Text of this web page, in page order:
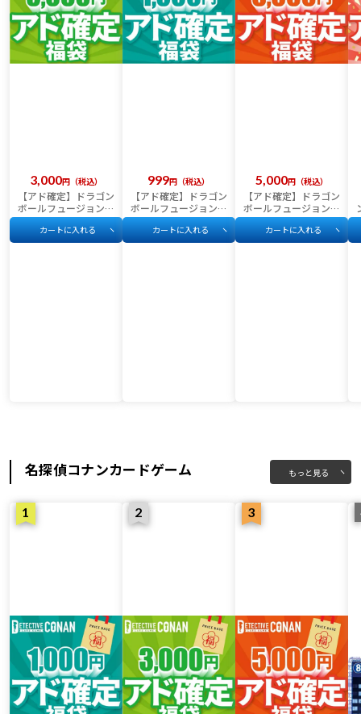
【アド確定】ドラゴン
ボールフュージョンワ
ールド3,000円福袋
3,000 税込
カートに入れる
【アド確定】ドラゴン
ボールフュージョンワ
ールド1,000円福袋
999 税込
カートに入れる
【アド確定】ドラゴン
ボールフュージョンワ
ールド5,000円福袋
5,000 税込
カートに入れる
名探偵コナンカードゲーム もっと見る